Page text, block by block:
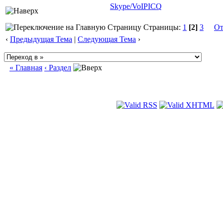
Skype/VoIPICQ
Страницы: 1 [2] 3
‹ Предыдущая Тема | Следующая Тема ›
« Главная ‹ Раздел